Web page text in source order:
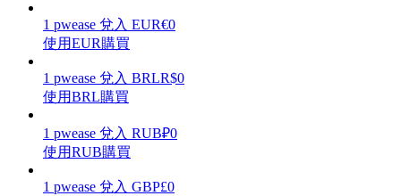
1 pwease 兌入 EUR€0
使用EUR購買
1 pwease 兌入 BRLR$0
使用BRL購買
1 pwease 兌入 RUB₽0
使用RUB購買
1 pwease 兌入 GBP£0